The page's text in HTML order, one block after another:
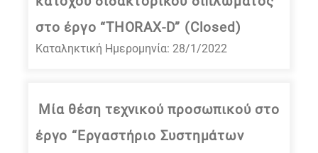
στο έργο “THORAX-D” (Closed)
Καταληκτική Ημερομηνία: 28/1/2022
Μία θέση τεχνικού προσωπικού στο
έργο “Εργαστήριο Συστημάτων